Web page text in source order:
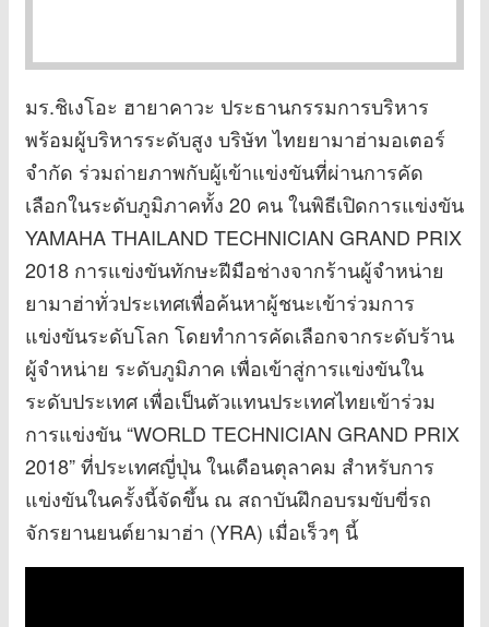
มร.ชิเงโอะ ฮายาคาวะ ประธานกรรมการบริหาร
พร้อมผู้บริหารระดับสูง บริษัท ไทยยามาฮ่ามอเตอร์
จำกัด ร่วมถ่ายภาพกับผู้เข้าแข่งขันที่ผ่านการคัด
เลือกในระดับภูมิภาคทั้ง 20 คน ในพิธีเปิดการแข่งขัน
YAMAHA THAILAND TECHNICIAN GRAND PRIX
2018 การแข่งขันทักษะฝีมือช่างจากร้านผู้จำหน่าย
ยามาฮ่าทั่วประเทศเพื่อค้นหาผู้ชนะเข้าร่วมการ
แข่งขันระดับโลก โดยทำการคัดเลือกจากระดับร้าน
ผู้จำหน่าย ระดับภูมิภาค เพื่อเข้าสู่การแข่งขันใน
ระดับประเทศ เพื่อเป็นตัวแทนประเทศไทยเข้าร่วม
การแข่งขัน “WORLD TECHNICIAN GRAND PRIX
2018” ที่ประเทศญี่ปุ่น ในเดือนตุลาคม สำหรับการ
แข่งขันในครั้งนี้จัดขึ้น ณ สถาบันฝึกอบรมขับขี่รถ
จักรยานยนต์ยามาฮ่า (YRA) เมื่อเร็วๆ นี้